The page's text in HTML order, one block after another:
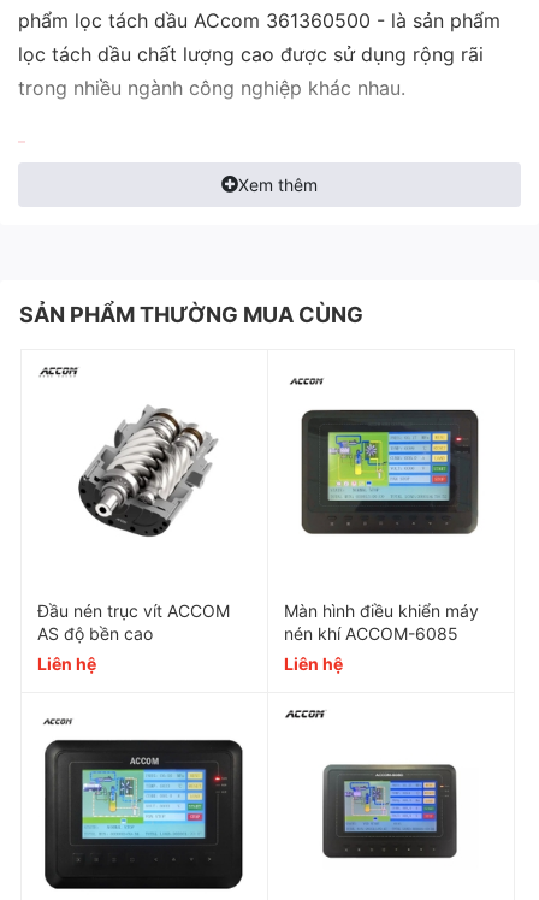
phẩm lọc tách dầu ACcom 361360500 - là sản phẩm
lọc tách dầu chất lượng cao được sử dụng rộng rãi
trong nhiều ngành công nghiệp khác nhau.
Thông số kỹ thuật chi tiết
Sử dụng cho Máy nén khí Atlas Copco,
Hàm lượng dầu chứa
Lưu lượng 28.3m3/phút
Chênh lệch áp suất ≤0.02Mpa
Nhiệt độ tối đa
Kích thước
Áp suất vận hành 0.8~1.0Mpa
Chất liệu
Xem thêm
SẢN PHẨM THƯỜNG MUA CÙNG
Đầu nén trục vít ACCOM
AS độ bền cao
Liên hệ
Màn hình điều khiển máy
nén khí ACCOM-6085
Liên hệ